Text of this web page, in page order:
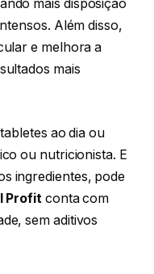
mais disposição
Além disso,
e melhora a
mais
ao dia ou
ou nutricionista. E
ingredientes, pode
Profit conta com
sem aditivos